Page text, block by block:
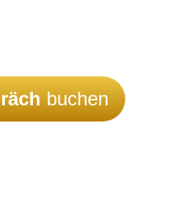
besprechen,
ganz eigenen
buchen